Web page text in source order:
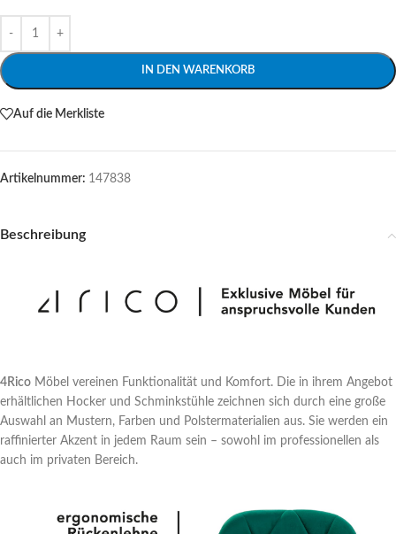
IN DEN WARENKORB
Alternative:
Auf die Merkliste
Artikelnummer: 147838
Beschreibung
4Rico Möbel vereinen Funktionalität und Komfort. Die in ihrem Angebot
erhältlichen Hocker und Schminkstühle zeichnen sich durch eine große
Auswahl an Mustern, Farben und Polstermaterialien aus. Sie werden ein
raffinierter Akzent in jedem Raum sein – sowohl im professionellen als
auch im privaten Bereich.